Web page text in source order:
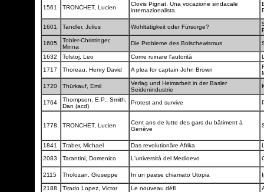
1561 TRONCHET, Lucien
Clovis Pignat. Una vocazione sindacale
internazionalista.
1601 Tandler, Julius Wohltätigkeit oder Fürsorge?
1605
Tobler-Christinger,
Minna
Die Probleme des Bolschewismus
1632 Tolstoj, Leo Come ruinare l'autorità
1717
Thoreau, Henry David A plea for captain John Brown
1720
Thürkauf, Emil
Verlag und Heimarbeit in der Basler
Seidenindustrie
1764
Thompson, E.P.; Smith,
Dan (acd)
Protest and survive
1778 TRONCHET, Lucien
Cent ans de lutte des gars du bâtiment à
Genève
1841 Traber, Michael Das revolutionäre Afrika
2083
Tarantini, Domenico L'università del Medioevo
2115 Tholozan, Giuseppe In un paese chiamato Utopia
2188 Tirado Lopez, Victor Le nouveau défi